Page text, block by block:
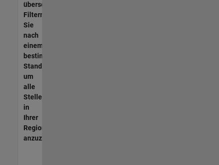
übersetzt.
Filtern
Sie
nach
einem
bestimmten
Standort,
um
alle
Stellenangebote
in
Ihrer
Region
anzuzeigen.